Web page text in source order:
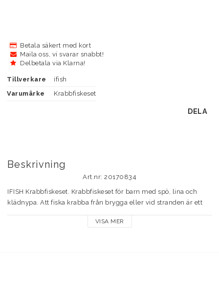
Betala säkert med kort
Maila oss, vi svarar snabbt!
Delbetala via Klarna!
Tillverkare
ifish
Varumärke
Krabbfiskeset
DELA
Beskrivning
Art.nr: 20170834
IFISH Krabbfiskeset. Krabbfiskeset för barn med spö, lina och
klädnypa. Att fiska krabba från brygga eller vid stranden är ett
varar livet ut. Agna med räka eller liten fiskbit. Tänk på att
VISA MER